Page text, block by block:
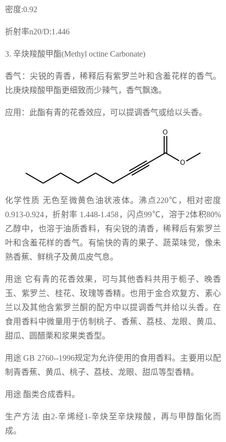
密度:0.92
折射率n20/D:1.446
3. 辛炔羧酸甲酯(Methyl octine Carbonate)
香气：尖锐的青香，稀释后有紫罗兰叶和含羞花样的香气。
比庚炔羧酸甲酯更细致而少辣气，香气飘逸。
应用：此酯有青的花香效应，可以提调香气或给以头香。
化学性质 无色至微黄色油状液体。沸点220℃，相对密度
0.913-0.924，折射率 1.448-1.458，闪点99℃，溶于2体积80%
乙醇中，也溶于油质香料，有尖锐的清香，稀释后有紫罗兰
叶和含羞花样的香气。有愉快的青的果子、蔬菜味觉，像未
熟香蕉、鲜桃子及黄瓜皮气息。
用途 它有青的花香效果，可与其他香料共用于栀子、晚香
玉、紫罗兰、桂花、玫瑰等香精。也用于金合欢复方、素心
兰以及其他含紫罗兰酮的配方中以提调香气并给以头香。在
食用香料中微量用于仿制桃子、香蕉、荔枝、龙眼、黄瓜、
甜瓜、圆醋栗和浆果类香型。
用途 GB 2760--1996规定为允许使用的食用香料。主要用以配
制青香蕉、黄瓜、桃子、荔枝、龙眼、甜瓜等型香精。
用途 酯类合成香料。
生产方法 由2-辛烯经1-辛炔至辛炔羧酸，再与甲醇酯化而
成。